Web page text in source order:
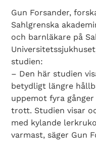
Gun Forsander,
Sahlgrenska
och barnläkare på
studien:
– Den här studien
betydligt längre
uppemot fyra
trott. Studien visar
med kylande
varmast, säger Gun